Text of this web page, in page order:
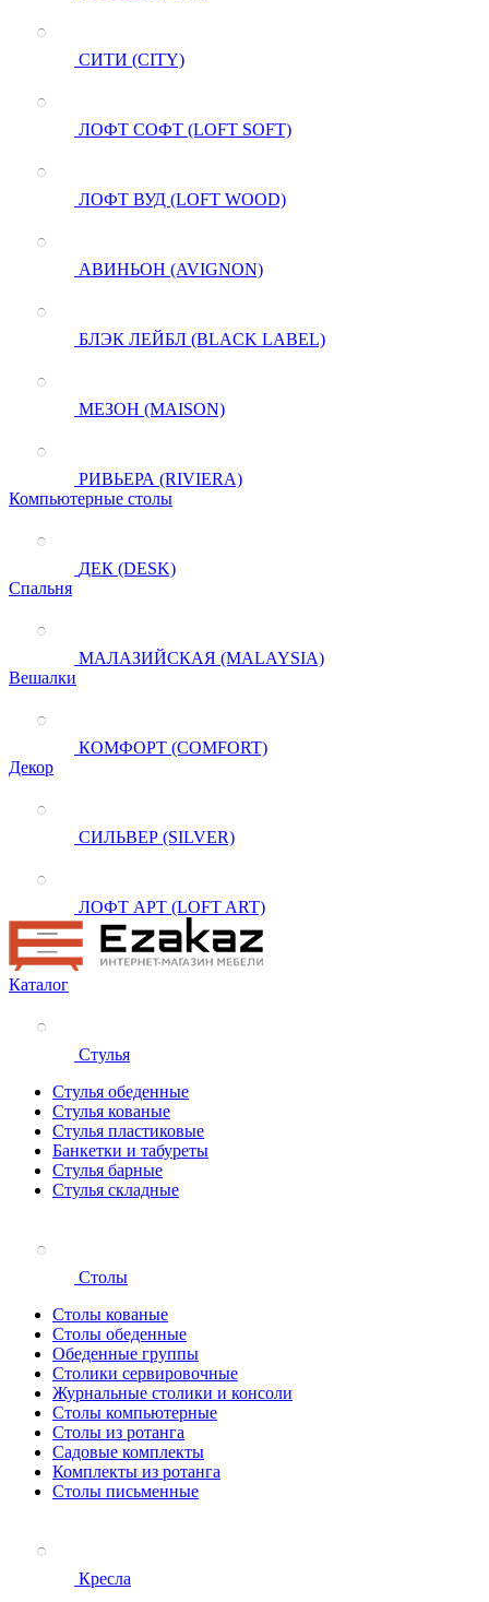
СИТИ (CITY)
ЛОФТ СОФТ (LOFT SOFT)
ЛОФТ ВУД (LOFT WOOD)
АВИНЬОН (AVIGNON)
БЛЭК ЛЕЙБЛ (BLACK LABEL)
МЕЗОН (MAISON)
РИВЬЕРА (RIVIERA)
Компьютерные столы
ДЕК (DESK)
Спальня
МАЛАЗИЙСКАЯ (MALAYSIA)
Вешалки
КОМФОРТ (COMFORT)
Декор
СИЛЬВЕР (SILVER)
ЛОФТ АРТ (LOFT ART)
Каталог
Стулья
Стулья обеденные
Стулья кованые
Стулья пластиковые
Банкетки и табуреты
Стулья барные
Стулья складные
Столы
Столы кованые
Столы обеденные
Обеденные группы
Столики сервировочные
Журнальные столики и консоли
Столы компьютерные
Столы из ротанга
Садовые комплекты
Комплекты из ротанга
Столы письменные
Кресла